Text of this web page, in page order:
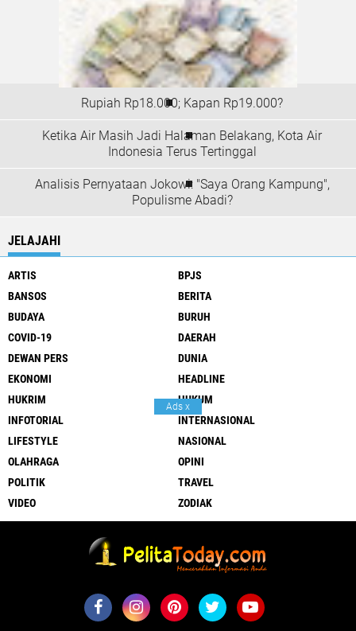
Rupiah Rp18.000; Kapan Rp19.000?
Ketika Air Masih Jadi Halaman Belakang, Kota Air
Indonesia Terus Tertinggal
Analisis Pernyataan Jokowi: "Saya Orang Kampung",
Populisme Abadi?
JELAJAHI
ARTIS
BPJS
BANSOS
BERITA
BUDAYA
BURUH
COVID-19
DAERAH
DEWAN PERS
DUNIA
EKONOMI
HEADLINE
HUKRIM
HUKUM
INFOTORIAL
INTERNASIONAL
LIFESTYLE
NASIONAL
OLAHRAGA
OPINI
POLITIK
TRAVEL
VIDEO
ZODIAK
Ads x